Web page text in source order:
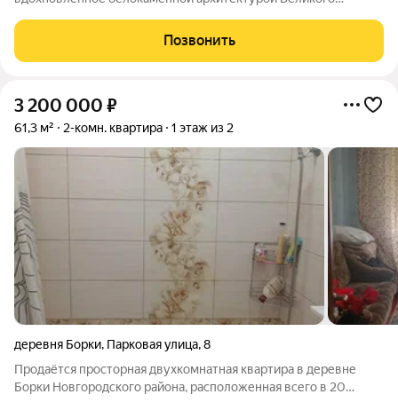
города элементов: из меди новгородские мастера отливали
колокола и украшения, а в зодчестве ценились
Позвонить
3 200 000 ₽
61,3 м² 2-комн. квартира 1 этаж из 2
деревня Борки, Парковая улица,8
Продаётся просторная двухкомнатная квартира в деревне
Борки Новгородского района, расположенная всего в 20